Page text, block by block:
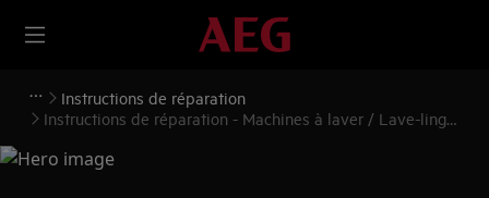
Instructions de réparation
Instructions de réparation - Machines à laver / Lave-linge